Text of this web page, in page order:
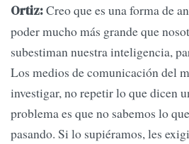
Ortiz:Creo que es una forma de
poder mucho más grande que
subestiman nuestra inteligencia,
Los medios de comunicación del
investigar, no repetir lo que dicen
problema es que no sabemos lo
pasando. Si lo supiéramos, les